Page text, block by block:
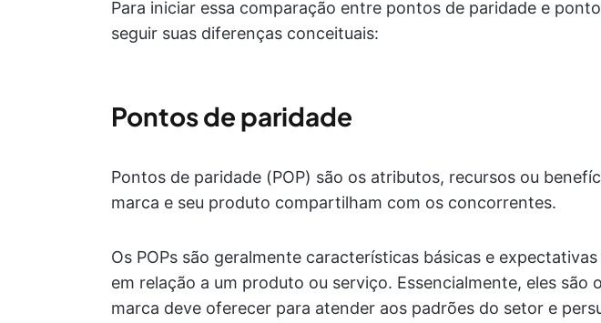
Para iniciar essa comparação entre pontos de paridade e
seguir suas diferenças conceituais:
Pontos de paridade
Pontos de paridade (POP) são os atributos, recursos ou
marca e seu produto compartilham com os concorrentes.
Os POPs são geralmente características básicas e
em relação a um produto ou serviço. Essencialmente, eles são
marca deve oferecer para atender aos padrões do setor e